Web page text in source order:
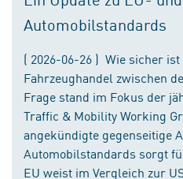
Automobilstandards
( 2026-06-26 ) Wie sicher
Fahrzeughandel zwischen
Frage stand im Fokus der
Traffic & Mobility Working
angekündigte gegenseitige
Automobilstandards sorgt
EU weist im Vergleich zur